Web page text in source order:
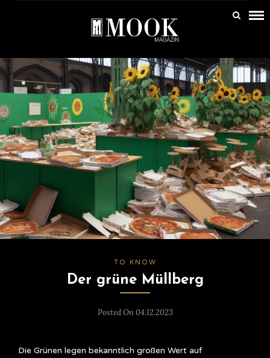
TO KNOW
Der grüne Müllberg
Posted On 04.12.2023
Die Grünen legen bekanntlich großen Wert auf